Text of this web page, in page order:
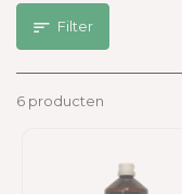
Filter
6 producten